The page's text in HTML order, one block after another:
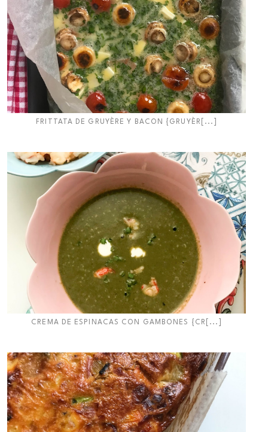
FRITTATA DE GRUYÈRE Y BACON {GRUYÈR[...]
CREMA DE ESPINACAS CON GAMBONES {CR[...]